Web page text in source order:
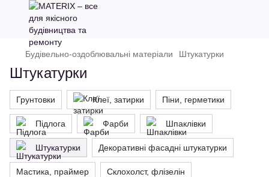
Будівельно-оздоблювальні матеріали Штукатурки
Штукатурки
Грунтовки Клеї, затирки Піни, герметики
Підлога Фарби Шпаклівки
Штукатурки Декоративні фасадні штукатурки
Мастика, праймер Склохолст, флізелін